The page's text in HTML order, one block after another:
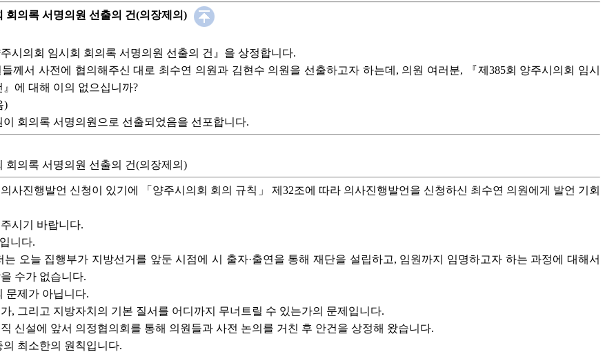
회의록 서명의원 선출의 건(의장제의)
시의회 임시회 회의록 서명의원 선출의 건』을 상정합니다.
께서 사전에 협의해주신 대로 최수연 의원과 김현수 의원을 선출하고자 하는데, 의원 여러분, 『제385회 양주시의회 임시
에 대해 이의 없으십니까?
)
회의록 서명의원으로 선출되었음을 선포합니다.
회의록 서명의원 선출의 건(의장제의)
사진행발언 신청이 있기에 「양주시의회 회의 규칙」 제32조에 따라 의사진행발언을 신청하신 최수연 의원에게 발언 기회
시기 바랍니다.
니다.
오늘 집행부가 지방선거를 앞둔 시점에 시 출자·출연을 통해 재단을 설립하고, 임원까지 임명하고자 하는 과정에 대해서
수가 없습니다.
문제가 아닙니다.
, 그리고 지방자치의 기본 질서를 어디까지 무너트릴 수 있는가의 문제입니다.
신설에 앞서 의정협의회를 통해 의원들과 사전 논의를 거친 후 안건을 상정해 왔습니다.
최소한의 원칙입니다.